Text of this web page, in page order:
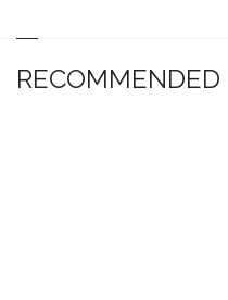
RECOMMENDED